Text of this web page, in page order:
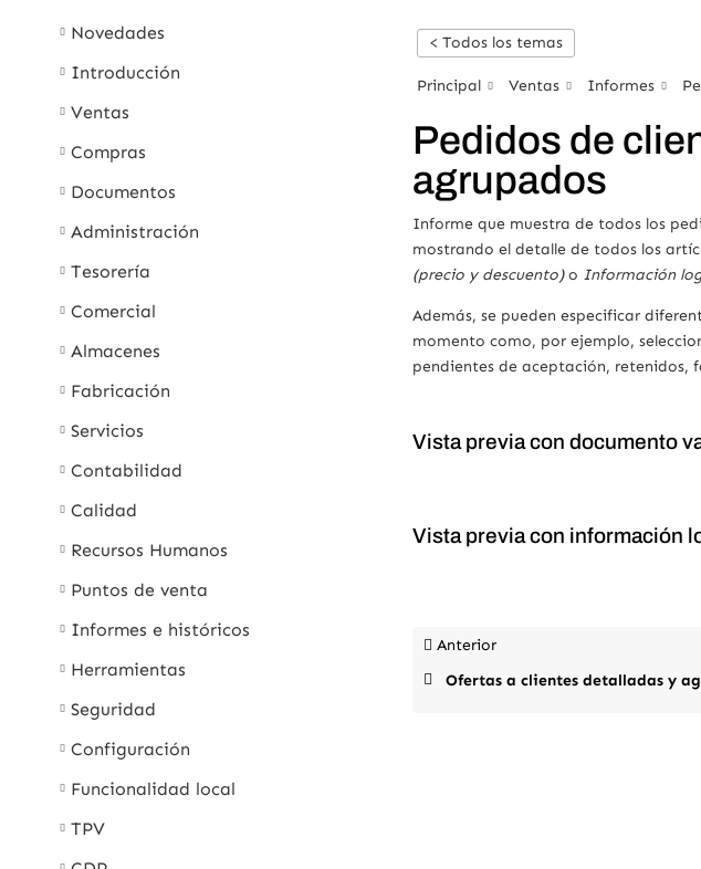
Novedades
Introducción
Ventas
Compras
Documentos
Administración
Tesorería
Comercial
Almacenes
Fabricación
Servicios
Contabilidad
Calidad
Recursos Humanos
Puntos de venta
Informes e históricos
Herramientas
Seguridad
Configuración
Funcionalidad local
TPV
< Todos los temas
Principal Ventas Informes
Pedidos de
agrupados
Informe que muestra de todos los
mostrando el detalle de todos los
(precio y descuento)o Información
Además, se pueden especificar
momento como, por ejemplo,
pendientes de aceptación, retenidos,
Vista previa con documento
Vista previa con información
Anterior
Ofertas a clientes detalladas y